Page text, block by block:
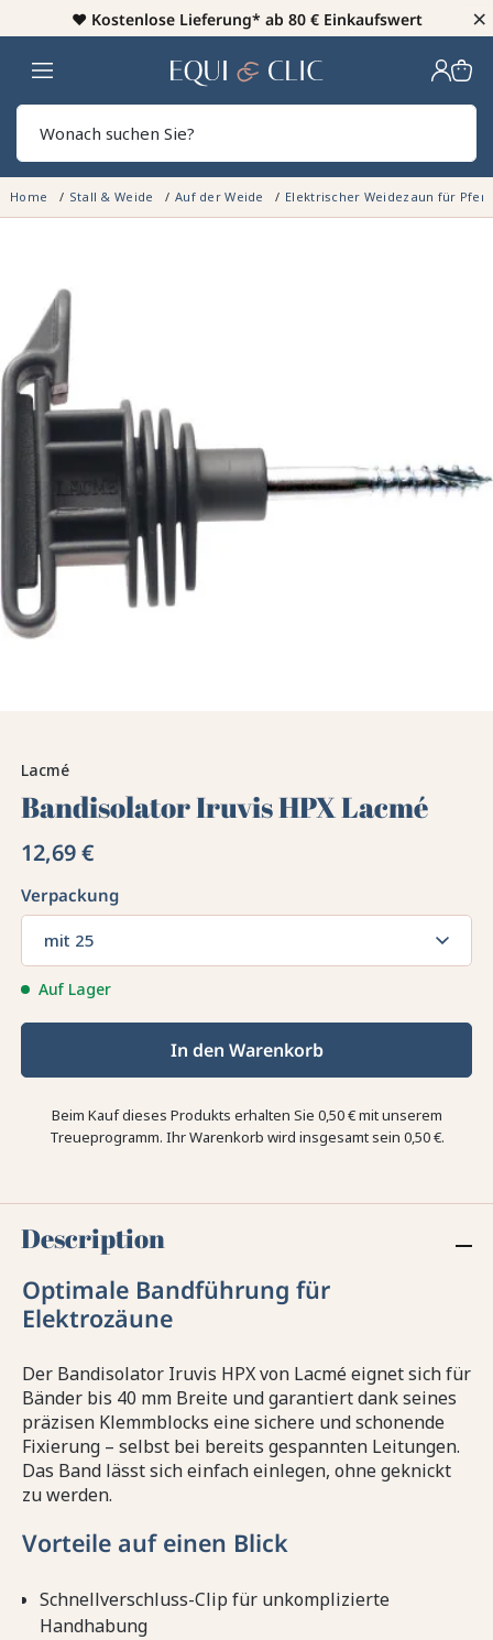
♥️ Kostenlose Lieferung* ab 80 € Einkaufswert ×
Heim
Home Stall & Weide Auf der Weide Elektrischer Weidezaun für
Lacmé
Bandisolator Iruvis HPX Lacmé
12,69 €
Verpackung
mit 25
Auf Lager
In den Warenkorb
Beim Kauf dieses Produkts erhalten Sie 0,50 €mit unserem
Treueprogramm. Ihr Warenkorb wird insgesamt sein 0,50 €.
Description
Optimale Bandführung für
Elektrozäune
Der Bandisolator Iruvis HPX von Lacmé eignet sich für
Bänder bis 40 mm Breite und garantiert dank seines
präzisen Klemmblocks eine sichere und schonende
Fixierung – selbst bei bereits gespannten Leitungen.
Das Band lässt sich einfach einlegen, ohne geknickt
zu werden.
Vorteile auf einen Blick
Schnellverschluss-Clip für unkomplizierte
Handhabung